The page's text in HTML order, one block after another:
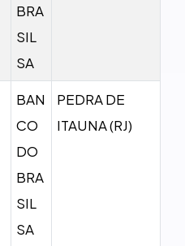
BRA
SIL
SA
BAN
CO
DO
BRA
SIL
SA
PEDRA DE
ITAUNA (RJ)